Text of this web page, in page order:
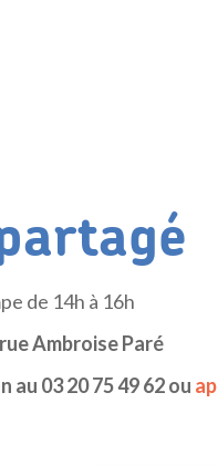
de 14h à 16h
Ambroise Paré
03 20 75 49 62 ou